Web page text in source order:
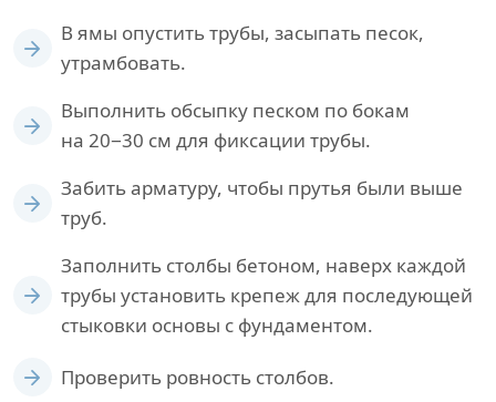
В ямы опустить трубы, засыпать песок,
утрамбовать.
Выполнить обсыпку песком по бокам
на 20−30 см для фиксации трубы.
Забить арматуру, чтобы прутья были выше
труб.
Заполнить столбы бетоном, наверх каждой
трубы установить крепеж для последующей
стыковки основы с фундаментом.
Проверить ровность столбов.